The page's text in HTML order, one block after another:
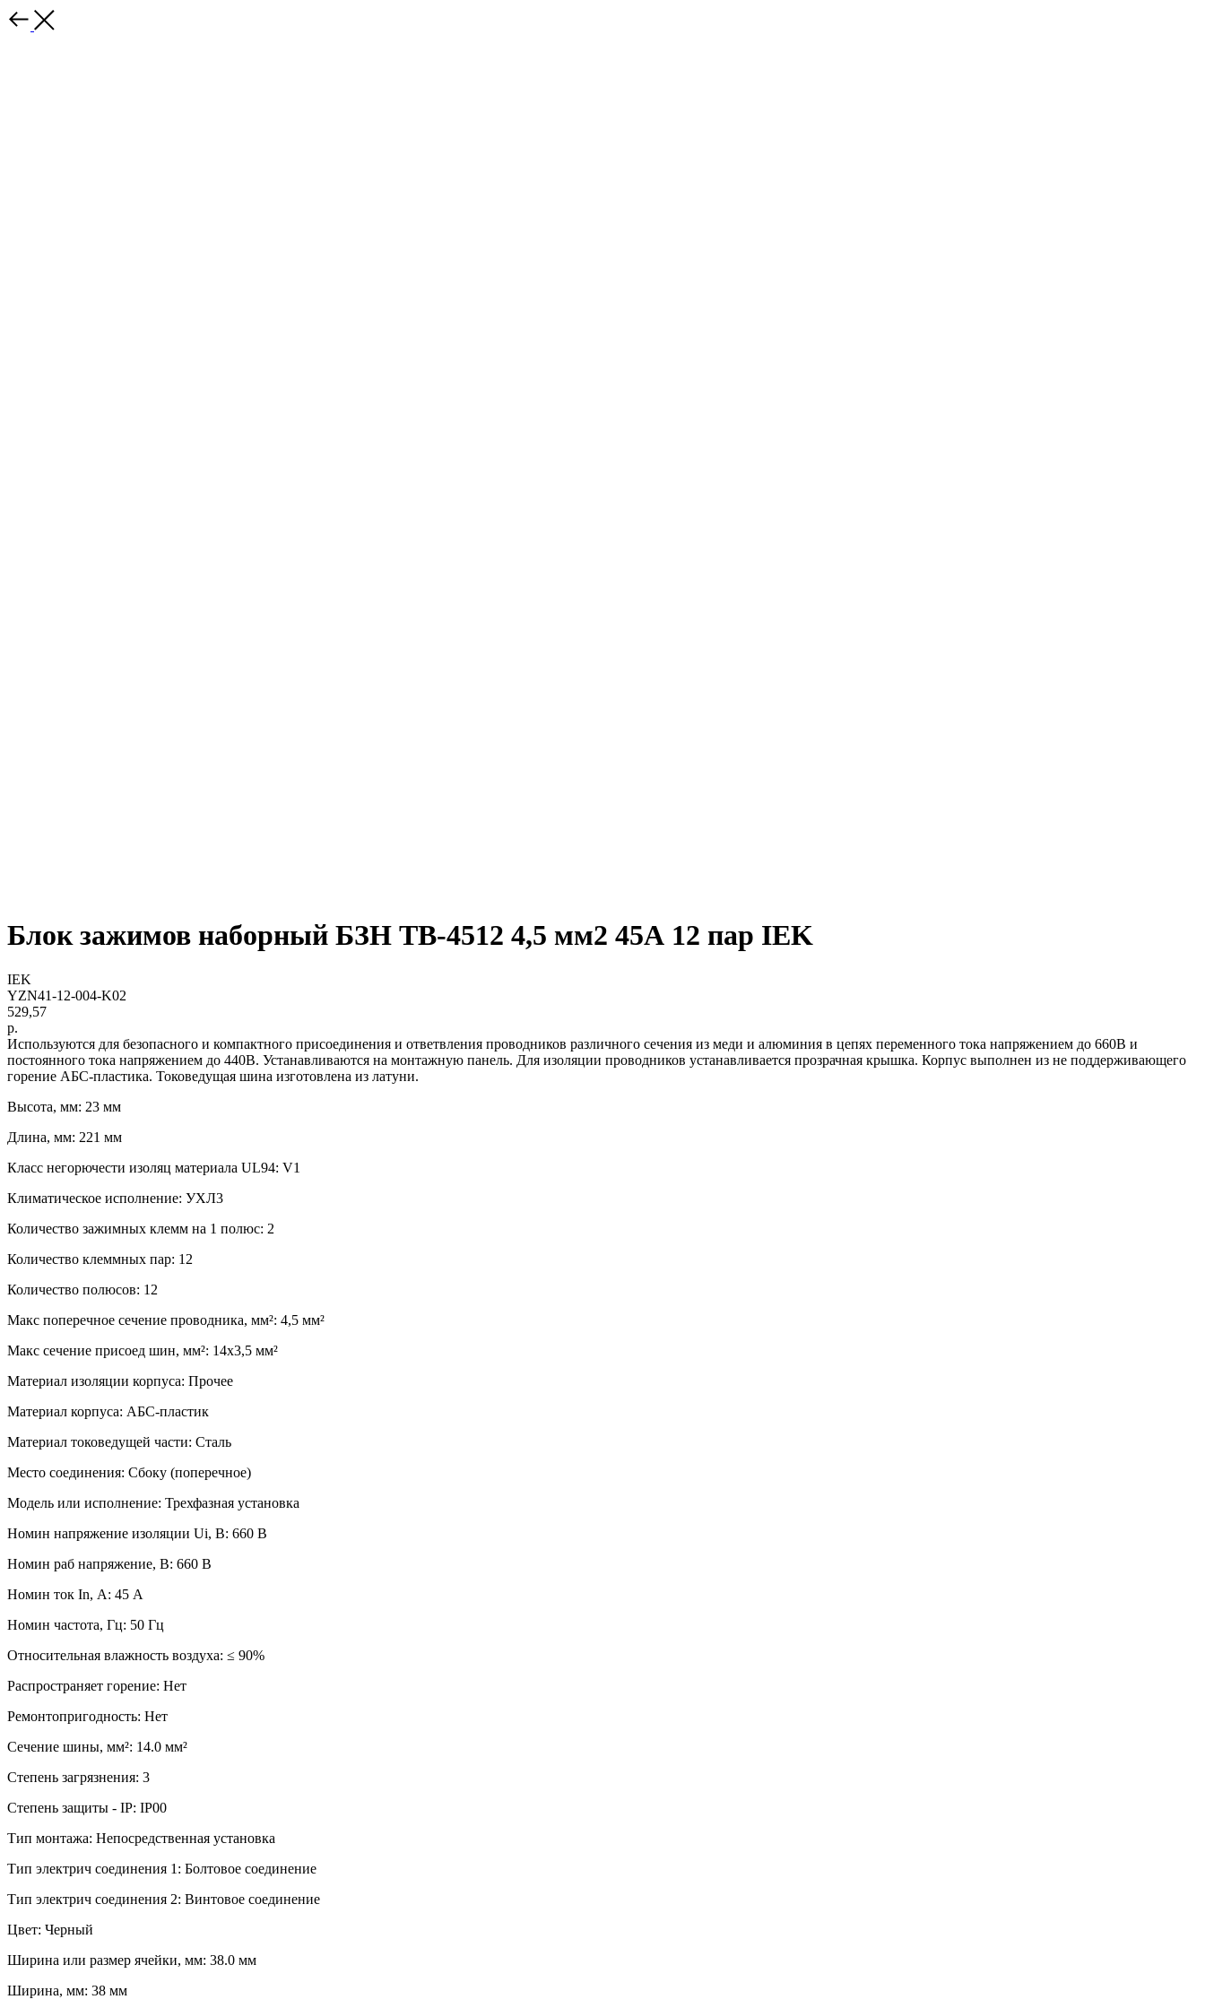
Блок зажимов наборный БЗН ТВ-4512 4,5 мм2 45А 12 пар IEK
IEK
YZN41-12-004-K02
529,57
р.
Используются для безопасного и компактного присоединения и ответвления проводников различного сечения из меди и алюминия в цепях переменного тока напряжением до 660В и
постоянного тока напряжением до 440В. Устанавливаются на монтажную панель. Для изоляции проводников устанавливается прозрачная крышка. Корпус выполнен из не поддерживающего
горение АБС-пластика. Токоведущая шина изготовлена из латуни.
Высота, мм: 23 мм
Длина, мм: 221 мм
Класс негорючести изоляц материала UL94: V1
Климатическое исполнение: УХЛ3
Количество зажимных клемм на 1 полюс: 2
Количество клеммных пар: 12
Количество полюсов: 12
Макс поперечное сечение проводника, мм²: 4,5 мм²
Макс сечение присоед шин, мм²: 14x3,5 мм²
Материал изоляции корпуса: Прочее
Материал корпуса: АБС-пластик
Материал токоведущей части: Сталь
Место соединения: Сбоку (поперечное)
Модель или исполнение: Трехфазная установка
Номин напряжение изоляции Ui, В: 660 В
Номин раб напряжение, В: 660 В
Номин ток In, А: 45 А
Номин частота, Гц: 50 Гц
Относительная влажность воздуха: ≤ 90%
Распространяет горение: Нет
Ремонтопригодность: Нет
Сечение шины, мм²: 14.0 мм²
Степень загрязнения: 3
Степень защиты - IP: IP00
Тип монтажа: Непосредственная установка
Тип электрич соединения 1: Болтовое соединение
Тип электрич соединения 2: Винтовое соединение
Цвет: Черный
Ширина или размер ячейки, мм: 38.0 мм
Ширина, мм: 38 мм